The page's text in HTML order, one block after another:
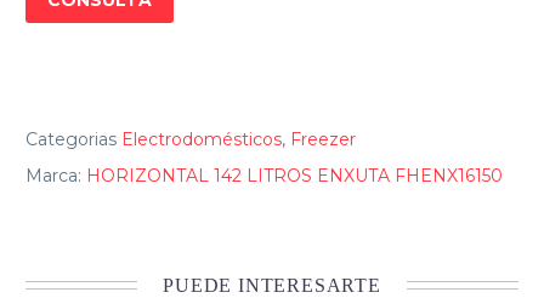
Categorias Electrodomésticos, Freezer
Marca: HORIZONTAL 142 LITROS ENXUTA FHENX16150
PUEDE INTERESARTE